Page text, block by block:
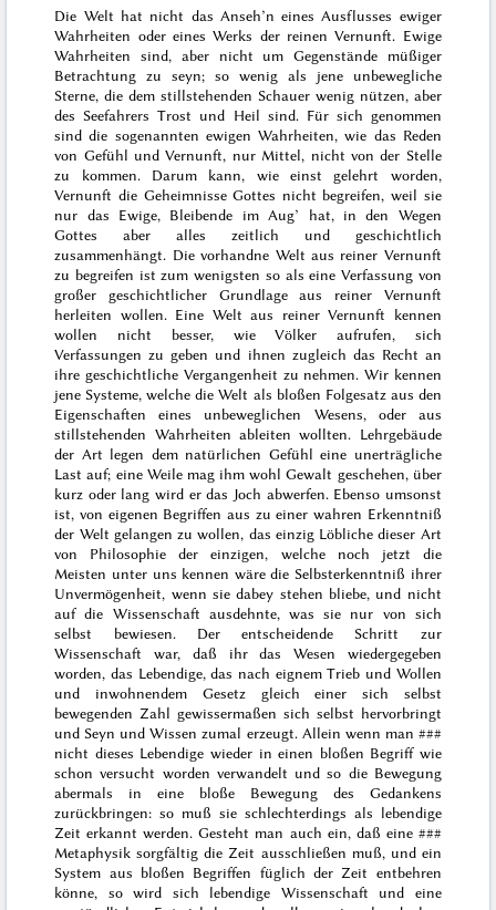
Die Welt hat nicht das Anseh’n eines Ausflusses ewiger
Wahrheiten oder eines Werks der reinen Vernunft. Ewige
Wahrheiten sind, aber nicht um Gegenstände müßiger
Betrachtung zu seyn; so wenig als jene unbewegliche
Sterne, die dem stillstehenden Schauer wenig nützen, aber
des Seefahrers Trost und Heil sind. Für sich genommen
sind die sogenannten ewigen Wahrheiten, wie das Reden
von Gefühl und Vernunft, nur Mittel, nicht von der Stelle
zu kommen. Darum kann, wie einst gelehrt worden,
Vernunft die Geheimnisse Gottes nicht begreifen, weil sie
nur das Ewige, Bleibende im Aug’ hat, in den Wegen
Gottes aber alles zeitlich und geschichtlich
zusammenhängt. Die vorhandne Welt aus reiner Vernunft
zu begreifen ist zum wenigsten so als eine Verfassung von
großer geschichtlicher Grundlage aus reiner Vernunft
herleiten wollen. Eine Welt aus reiner Vernunft kennen
wollen nicht besser, wie Völker aufrufen, sich
Verfassungen zu geben und ihnen zugleich das Recht an
ihre geschichtliche Vergangenheit zu nehmen. Wir kennen
jene Systeme, welche die Welt als bloßen Folgesatz aus den
Eigenschaften eines unbeweglichen Wesens, oder aus
stillstehenden Wahrheiten ableiten wollten. Lehrgebäude
der Art legen dem natürlichen Gefühl eine unerträgliche
Last auf; eine Weile mag ihm wohl Gewalt geschehen, über
kurz oder lang wird erdas Joch abwerfen. Ebenso umsonst
ist, von eigenen Begriffen aus zu einer wahren Erkenntniß
der Welt gelangen zu wollen, das einzig Löbliche dieser Art
von Philosophie der einzigen, welche noch jetzt die
Meisten unter uns kennen wäre die Selbsterkenntniß ihrer
Unvermögenheit, wenn sie dabey stehen bliebe, und nicht
auf die Wissenschaft ausdehnte, was sie nur von sich
selbst bewiesen. Der entscheidende Schritt zur
Wissenschaft war, daß ihr das Wesen wiedergegeben
worden, das Lebendige, das nach eignem Trieb und Wollen
und inwohnendem Gesetz gleich einer sich selbst
bewegenden Zahl gewissermaßen sich selbst hervorbringt
und Seyn und Wissen zumal erzeugt. Allein wenn man ###
nicht dieses Lebendige wieder in einen bloßen Begriff wie
schon versucht worden verwandelt und so die Bewegung
abermals in eine bloße Bewegung des Gedankens
zurückbringen: so muß sie schlechterdings als lebendige
Zeit erkannt werden. Gesteht man auch ein, daß eine ###
Metaphysik sorgfältig die Zeit ausschließen muß, und ein
System aus bloßen Begriffen füglich der Zeit entbehren
könne, so wird sich lebendige Wissenschaft und eine